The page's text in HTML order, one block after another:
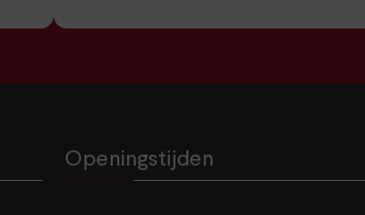
Openingstijden